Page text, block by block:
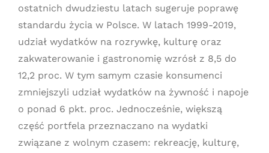
ostatnich dwudziestu latach sugeruje poprawę
standardu życia w Polsce. W latach 1999-2019,
udział wydatków na rozrywkę, kulturę oraz
zakwaterowanie i gastronomię wzrósł z 8,5 do
12,2 proc. W tym samym czasie konsumenci
zmniejszyli udział wydatków na żywność i napoje
o ponad 6 pkt. proc. Jednocześnie, większą
część portfela przeznaczano na wydatki
związane z wolnym czasem: rekreację, kulturę,